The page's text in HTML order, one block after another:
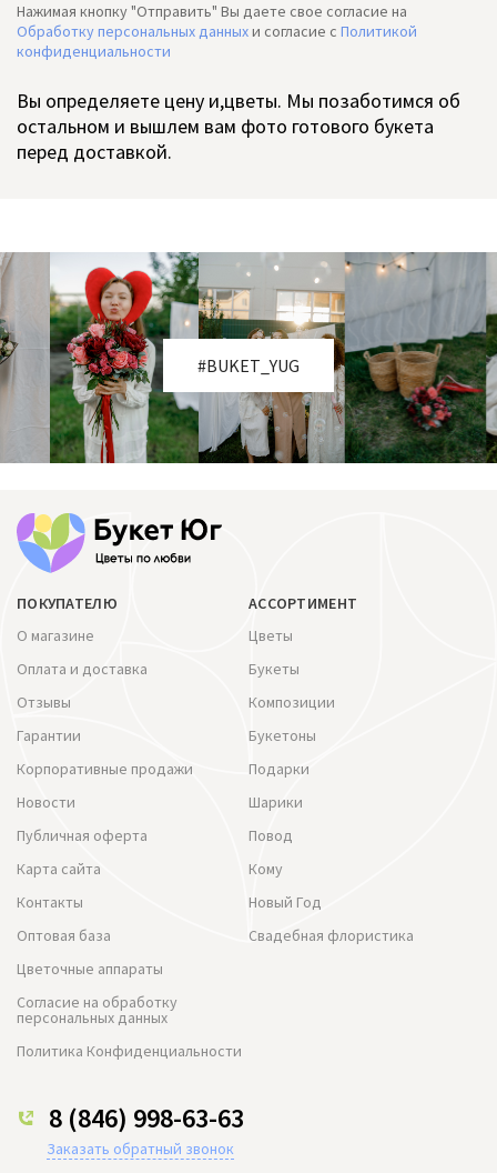
Нажимая кнопку "Отправить" Вы даете свое согласие на
Обработку персональных данныхи согласие c Политикой
конфиденциальности
Вы определяете цену и,цветы. Мы позаботимся об
остальном и вышлем вам фото готового букета
перед доставкой.
#BUKET_YUG
ПОКУПАТЕЛЮ
О магазине
Оплата и доставка
Отзывы
Гарантии
Корпоративные продажи
Новости
Публичная оферта
Карта сайта
Контакты
Оптовая база
Цветочные аппараты
Согласие на обработку
персональных данных
Политика Конфиденциальности
АССОРТИМЕНТ
Цветы
Букеты
Композиции
Букетоны
Подарки
Шарики
Повод
Кому
Новый Год
Свадебная флористика
8 (846) 998-63-63
Заказать обратный звонок